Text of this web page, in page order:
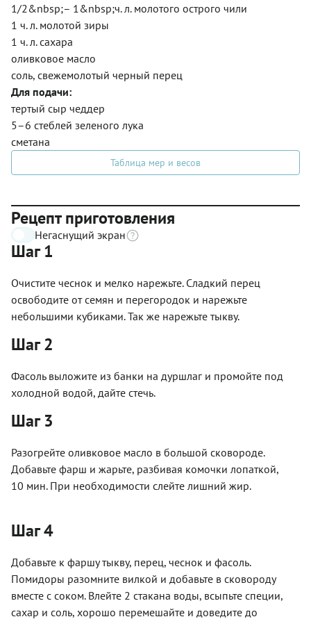
1/2&nbsp;– 1&nbsp;ч. л. молотого острого чили
1 ч. л. молотой зиры
1 ч. л. сахара
оливковое масло
соль, свежемолотый черный перец
Для подачи:
тертый сыр чеддер
5–6 стеблей зеленого лука
сметана
Таблица мер и весов
Рецепт приготовления
Негаснущий экран
Шаг 1
Очистите чеснок и мелко нарежьте. Сладкий перец
освободите от семян и перегородок и нарежьте
небольшими кубиками. Так же нарежьте тыкву.
Шаг 2
Фасоль выложите из банки на дуршлаг и промойте под
холодной водой, дайте стечь.
Шаг 3
Разогрейте оливковое масло в большой сковороде.
Добавьте фарш и жарьте, разбивая комочки лопаткой,
10 мин. При необходимости слейте лишний жир.
Шаг 4
Добавьте к фаршу тыкву, перец, чеснок и фасоль.
Помидоры разомните вилкой и добавьте в сковороду
вместе с соком. Влейте 2 стакана воды, всыпьте специи,
сахар и соль, хорошо перемешайте и доведите до